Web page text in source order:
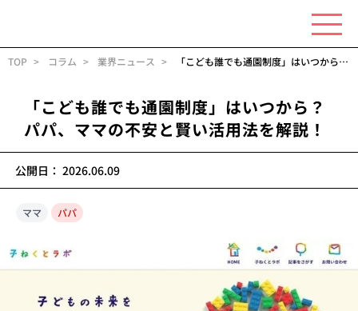
TOP コラム 業界ニュース 「こども誰でも通園制度」はいつから？パパ、ママの不安と賢い活用法を解説！
「こども誰でも通園制度」はいつから？
パパ、ママの不安と賢い活用法を解説！
公開日： 2026.06.09
ママ パパ